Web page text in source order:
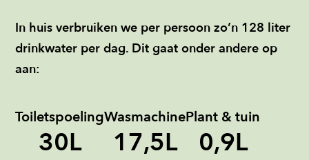
In huis verbruiken we per persoon zo’n 128 liter
drinkwater per dag. Dit gaat onder andere op
aan:
Toiletspoeling
30L
Wasmachine
17,5L
Plant & tuin
0,9L